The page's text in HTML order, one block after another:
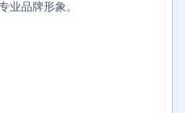
业品牌形象。